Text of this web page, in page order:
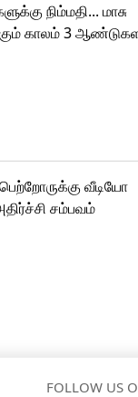
நிம்மதி... மாசு
காலம் 3
வீடியோ
சம்பவம்
FOLLOW US